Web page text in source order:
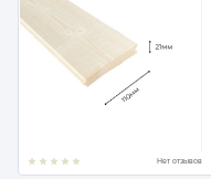
Нет отзывов